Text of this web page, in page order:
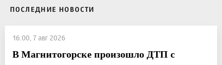
ПОСЛЕДНИЕ НОВОСТИ
16:00, 7 авг 2026
В Магнитогорске произошло ДТП с